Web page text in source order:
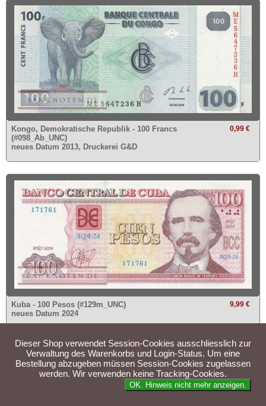
0,99 €
Kongo, Demokratische Republik - 100 Francs
(#098_Ab_UNC)
neues Datum 2013, Druckerei G&D
9,99 €
Kuba - 100 Pesos (#129m_UNC)
neues Datum 2024
Dieser Shop verwendet Session-Cookies ausschliesslich zur
Verwaltung des Warenkorbs und Login-Status. Um eine
Bestellung abzugeben müssen Session-Cookies zugelassen
werden. Wir verwenden keine Tracking-Cookies.
OK. Hinweis nicht mehr anzeigen.